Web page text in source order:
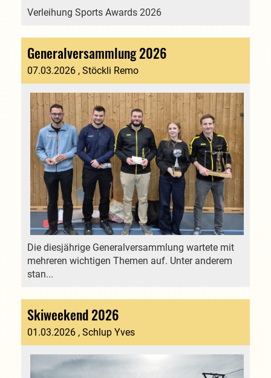
Verleihung Sports Awards 2026
Generalversammlung 2026
07.03.2026 , Stöckli Remo
Die diesjährige Generalversammlung wartete mit
mehreren wichtigen Themen auf. Unter anderem
stan...
Skiweekend 2026
01.03.2026 , Schlup Yves